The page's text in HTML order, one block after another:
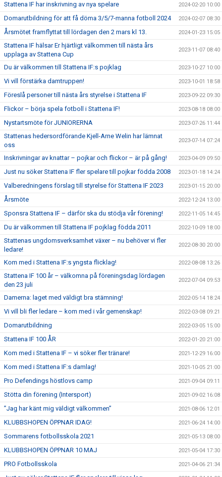
Stattena IF har inskrivning av nya spelare 2024-02-20 10:00
Domarutbildning för att få döma 3/5/7-manna fotboll 2024 2024-02-07 08:30
Årsmötet framflyttat till lördagen den 2 mars kl 13. 2024-01-23 15:05
Stattena IF hälsar Er hjärtligt välkommen till nästa års
upplaga av Stattena Cup
2023-11-07 08:40
Du är välkommen till Stattena IF:s pojklag 2023-10-27 10:00
Vi vill förstärka damtruppen! 2023-10-01 18:58
Föreslå personer till nästa års styrelse i Stattena IF 2023-09-22 09:30
Flickor – börja spela fotboll i Stattena IF! 2023-08-18 08:00
Nystartsmöte för JUNIORERNA 2023-07-26 11:44
Stattenas hedersordförande Kjell-Arne Welin har lämnat
oss
2023-07-14 07:24
Inskrivningar av knattar – pojkar och flickor – är på gång! 2023-04-09 09:50
Just nu söker Stattena IF fler spelare till pojkar födda 2008 2023-01-18 14:24
Valberedningens förslag till styrelse för Stattena IF 2023 2023-01-15 20:00
Årsmöte 2022-12-24 13:00
Sponsra Stattena IF – därför ska du stödja vår förening! 2022-11-05 14:45
Du är välkommen till Stattena IF pojklag födda 2011 2022-10-09 18:00
Stattenas ungdomsverksamhet växer – nu behöver vi fler
ledare!
2022-08-30 20:00
Kom med i Stattena IF:s yngsta flicklag! 2022-08-08 13:26
Stattena IF 100 år – välkomna på föreningsdag lördagen
den 23 juli
2022-07-04 09:53
Damerna: laget med väldigt bra stämning! 2022-05-14 18:24
Vi vill bli fler ledare – kom med i vår gemenskap! 2022-03-08 09:21
Domarutbildning 2022-03-05 15:00
Stattena IF 100 ÅR 2022-01-20 21:00
Kom med i Stattena IF – vi söker fler tränare! 2021-12-29 16:00
Kom med i Stattena IF:s damlag! 2021-10-05 21:00
Pro Defendings höstlovs camp 2021-09-04 09:11
Stötta din förening (Intersport) 2021-09-02 16:08
”Jag har känt mig väldigt välkommen” 2021-08-06 12:01
KLUBBSHOPEN ÖPPNAR IDAG! 2021-06-24 14:00
Sommarens fotbollsskola 2021 2021-05-13 08:00
KLUBBSHOPEN ÖPPNAR 10 MAJ 2021-05-04 17:30
PRO Fotbollsskola 2021-04-06 21:34